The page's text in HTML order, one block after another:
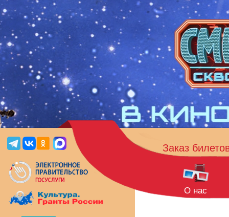
Заказ
О нас